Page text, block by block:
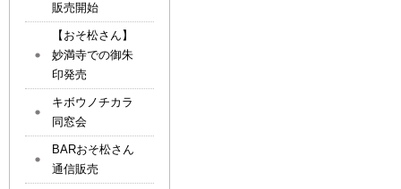
販売開始
【おそ松さん】
妙満寺での御朱
印発売
キボウノチカラ
同窓会
BARおそ松さん
通信販売